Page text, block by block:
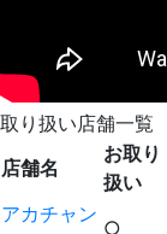
取り扱い店舗一覧
店舗名
お取り
扱い
アカチャン
○